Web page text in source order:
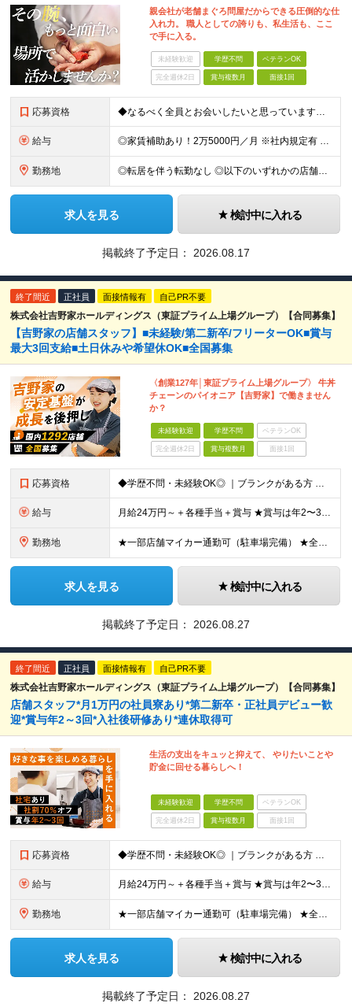
親会社が老舗まぐろ問屋だからできる圧倒的な仕
入れ力。 職人としての誇りも、私生活も、ここ
で手に入る。
未経験歓迎 学歴不問 ベテランOK
完全週休2日 賞与複数月 面接1回
応募資格 ◆なるべく全員とお会いしたいと思っています！◆経験浅めの方も大歓迎です！ ■寿司職人としての経験がある方 ■学歴不問 ＼こんな方にピッタリ！／ ◎寿司が好きで、技術をもっと磨いていきたい方 ◎明る
給与 ◎家賃補助あり！2万5000円／月 ※社内規定有 ┗実質の手取りが増える嬉しい補助です。 ◎報奨金あり！ ┗社内・社外コンテストで店舗と個人を表彰。賞金は2万円～10万円です！ ◎資格取得支援あり
勤務地 ◎転居を伴う転勤なし ◎以下のいずれかの店舗への配属となります 【東京都】 ■まぐろ問屋 三浦三崎港 恵み ┗ハラカド店 ┗渋谷ヒカリエ店 ■まぐろ問屋 三浦三崎港 ┗上野店 【神奈川県】 ■ま
求人を見る 検討中に入れる
掲載終了予定日： 2026.08.17
終了間近 正社員 面接情報有 自己PR不要
株式会社吉野家ホールディングス（東証プライム上場グループ）【合同募集】
【吉野家の店舗スタッフ】■未経験/第二新卒/フリーターOK■賞与
最大3回支給■土日休みや希望休OK■全国募集
〈創業127年│東証プライム上場グループ〉 牛丼
チェーンのパイオニア【吉野家】で働きません
か？
未経験歓迎 学歴不問 ベテランOK
完全週休2日 賞与複数月 面接1回
応募資格 ◆学歴不問・未経験OK◎ ｜ブランクがある方 ｜転職回数が気になる方 ｜飲食業界にチャレンジしたい方 ｜副業OK どんな方も大歓迎！「やってみたい」という気持ちがあればOKです◎
給与 月給24万円～＋各種手当＋賞与 ★賞与は年2〜3回支給 （7月・12月の年2回＋会社業績により2月に決算賞与あり） ★家賃1万円の格安寮や70%オフの食事補助により、毎月の支出を大幅に抑えられます。
勤務地 ★一部店舗マイカー通勤可（駐車場完備） ★全国の各店舗で募集中！続々出店予定！ ■首都圏エリア 埼玉、千葉、東京、神奈川、山梨 ■北日本エリア 北海道、青森、岩手、宮城、秋田、山形、福島、茨城、栃
求人を見る 検討中に入れる
掲載終了予定日： 2026.08.27
終了間近 正社員 面接情報有 自己PR不要
株式会社吉野家ホールディングス（東証プライム上場グループ）【合同募集】
店舗スタッフ*月1万円の社員寮あり*第二新卒・正社員デビュー歓
迎*賞与年2～3回*入社後研修あり*連休取得可
生活の支出をキュッと抑えて、 やりたいことや
貯金に回せる暮らしへ！
未経験歓迎 学歴不問 ベテランOK
完全週休2日 賞与複数月 面接1回
応募資格 ◆学歴不問・未経験OK◎ ｜ブランクがある方 ｜転職回数が気になる方 ｜飲食業界にチャレンジしたい方 ｜副業OK どんな方も大歓迎！「やってみたい」という気持ちがあればOKです◎
給与 月給24万円～＋各種手当＋賞与 ★賞与は年2〜3回支給 （7月・12月の年2回＋会社業績により2月に決算賞与あり） ★家賃1万円の格安寮や70%オフの食事補助により、毎月の支出を大幅に抑えられます。
勤務地 ★一部店舗マイカー通勤可（駐車場完備） ★全国の各店舗で募集中！続々出店予定！ ■首都圏エリア 埼玉、千葉、東京、神奈川、山梨 ■北日本エリア 北海道、青森、岩手、宮城、秋田、山形、福島、茨城、栃
求人を見る 検討中に入れる
掲載終了予定日： 2026.08.27